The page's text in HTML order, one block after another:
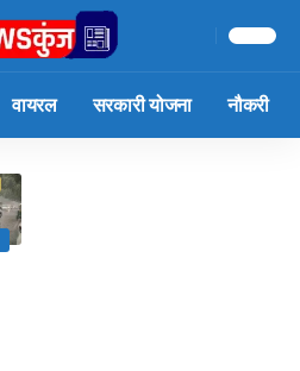
वायरल सरकारी योजना नौकरी